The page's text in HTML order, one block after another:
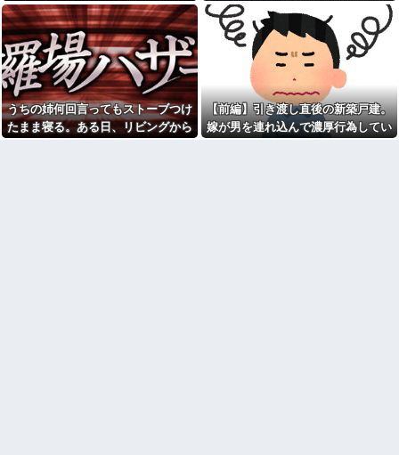
新郎「ご祝儀は1万5千円で統
一します」私「え、それって普
通なの？」→結婚式を前に届い
た連絡に周囲も困惑して…
【悲報】「抱かれたくない
男」レジェンドの江頭2:50さ
ん、変わり果てた姿で発見され
る
【淫夢悲報】野獣亭の前、と
んでもないことになるｗｗｗｗ
クリスマスイブのデートに１
時間遅れで来た彼氏は明らかに
挙動不審。これは女がいるなと
思って帰ってきた。１ヶ月音信
不通にしたあと彼氏の職場に連
絡をとってみたら衝撃の事実
職場に全方位的に喧嘩腰の人
いたのおもいだしたわ〜
【世帯年収1000万円】買える
マンに開ロ一言...
さかの・・・
うちの姉何回言ってもストーブつけ
たまま寝る。ある日、リビングから
【前編】引き渡し直後の新築戸建。
嫁が男を連れ込んで濃厚行為してい